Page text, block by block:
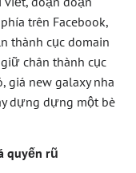
trên Facebook,
thành cục domain
chân thành cục
giá new galaxy nha
dựng dựng một bè
quyến rũ